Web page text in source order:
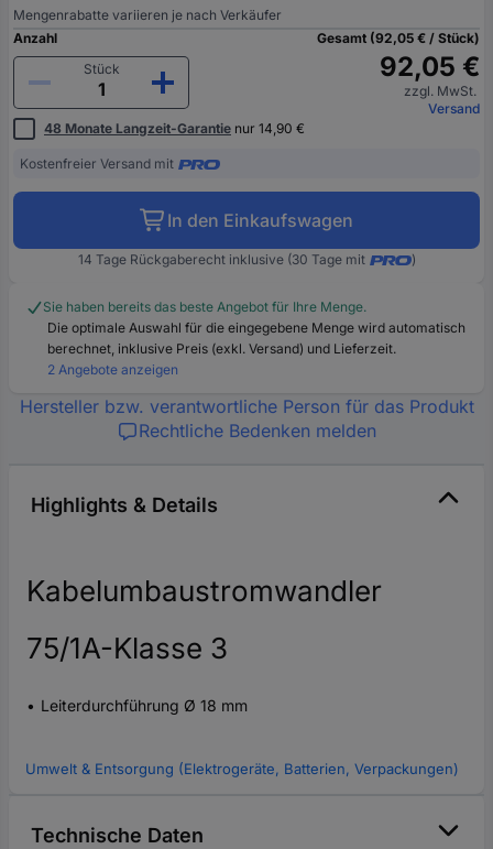
Mengenrabatte variieren je nach Verkäufer
Anzahl
Stück
Gesamt (92,05 € / Stück)
92,05 €
zzgl. MwSt.
Versand
48 Monate Langzeit-Garantie nur 14,90 €
Kostenfreier Versand mit
In den Einkaufswagen
14 Tage Rückgaberecht inklusive (30 Tage mit )
Sie haben bereits das beste Angebot für Ihre Menge.
Die optimale Auswahl für die eingegebene Menge wird automatisch
berechnet, inklusive Preis (exkl. Versand) und Lieferzeit.
2 Angebote anzeigen
Hersteller bzw. verantwortliche Person für das Produkt
Rechtliche Bedenken melden
Highlights & Details
Kabelumbaustromwandler
75/1A-Klasse 3
Leiterdurchführung Ø 18 mm
Umwelt & Entsorgung (Elektrogeräte, Batterien, Verpackungen)
Technische Daten